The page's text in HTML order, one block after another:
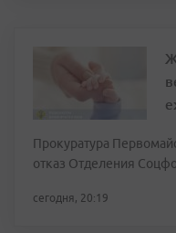
Прокуратура
отказ Отделения
сегодня, 20:19